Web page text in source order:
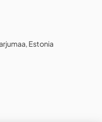
Estonia